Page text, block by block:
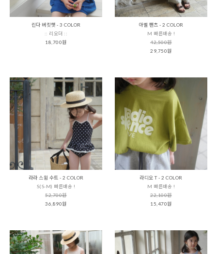
린다 버킷햇 - 3 COLOR
:: 리오더 ::
18,700원
아벨 팬츠 - 2 COLOR
M 빠른배송 !
42,500원
29,750원
라라 스윔 수트 - 2 COLOR
S(S-M) 빠른배송 !
52,700원
36,890원
라디오 T - 2 COLOR
M 빠른배송 !
22,100원
15,470원